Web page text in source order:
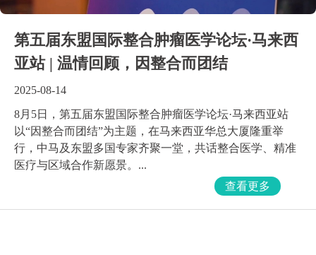
第五届东盟国际整合肿瘤医学论坛·马来西
亚站 | 温情回顾，因整合而团结
2025-08-14
8月5日，第五届东盟国际整合肿瘤医学论坛·马来西亚站
以“因整合而团结”为主题，在马来西亚华总大厦隆重举
行，中马及东盟多国专家齐聚一堂，共话整合医学、精准
医疗与区域合作新愿景。...
查看更多